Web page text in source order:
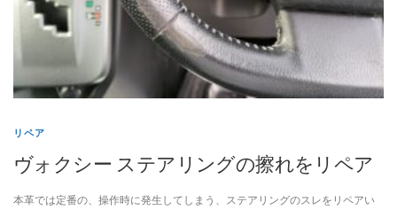
リペア
ヴォクシー ステアリングの擦れをリペア
本革では定番の、操作時に発生してしまう、ステアリングのスレをリペアい